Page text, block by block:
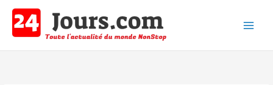
contenu